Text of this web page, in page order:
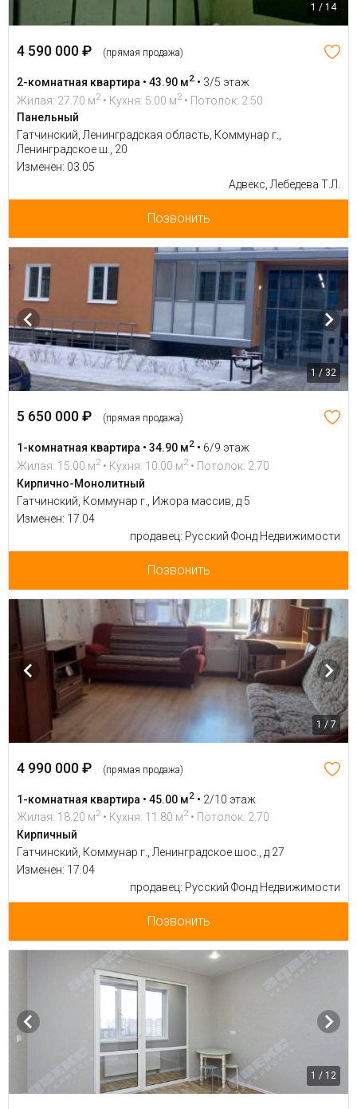
1 / 14
4 590 000 ₽ (прямая продажа)
2-комнатная квартира • 43.90 м2 • 3/5 этаж
Жилая: 27.70 м2 • Кухня: 5.00 м2 • Потолок: 2.50
Панельный
Гатчинский, Ленинградская область, Коммунар г.,
Ленинградское ш., 20
Изменен: 03.05
Адвекс, Лебедева Т.Л.
Позвонить
1 / 32
5 650 000 ₽ (прямая продажа)
1-комнатная квартира • 34.90 м2 • 6/9 этаж
Жилая: 15.00 м2 • Кухня: 10.00 м2 • Потолок: 2.70
Кирпично-Монолитный
Гатчинский, Коммунар г., Ижора массив, д 5
Изменен: 17.04
продавец: Русский Фонд Недвижимости
Позвонить
1 / 7
4 990 000 ₽ (прямая продажа)
1-комнатная квартира • 45.00 м2 • 2/10 этаж
Жилая: 18.20 м2 • Кухня: 11.80 м2 • Потолок: 2.70
Кирпичный
Гатчинский, Коммунар г., Ленинградское шос., д 27
Изменен: 17.04
продавец: Русский Фонд Недвижимости
Позвонить
1 / 12